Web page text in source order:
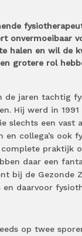
onvermoeibaar
halen en wil de
grotere rol
de jaren tachtig
Hij werd in
slechts een vast
en collega’s ook
complete
daar een
bij de Gezonde
daarvoor
op twee